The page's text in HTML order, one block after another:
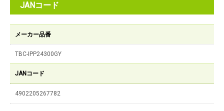
JANコード
メーカー品番
TBC-IPP24300GY
JANコード
4902205267782